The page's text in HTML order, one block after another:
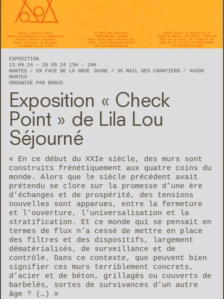
EXPOSITION
13.09.24 — 28.09.24 15H - 19H
NANTES
EN FACE DE LA GRUE JAUNE 36 MAIL DES CHANTIERS
44200
NANTES
ORGANISÉ PAR BONUS
Exposition « Check
Point » de Lila Lou
Séjourné
« En ce début du XXIe siècle, des murs sont
construits frénétiquement aux quatre coins du
monde. Alors que le siècle précédent avait
prétendu se clore sur la promesse d’une ère
d’échanges et de prospérité, des tensions
nouvelles sont apparues, entre la fermeture
et l’ouverture, l’universalisation et la
stratification. Et ce monde qui se pensait en
termes de flux n’a cessé de mettre en place
des filtres et des dispositifs, largement
dématérialisés, de surveillance et de
contrôle. Dans ce contexte, que peuvent bien
signifier ces murs terriblement concrets,
d’acier et de béton, grillagés ou couverts de
barbelés, sortes de survivances d’un autre
âge ? (…) »